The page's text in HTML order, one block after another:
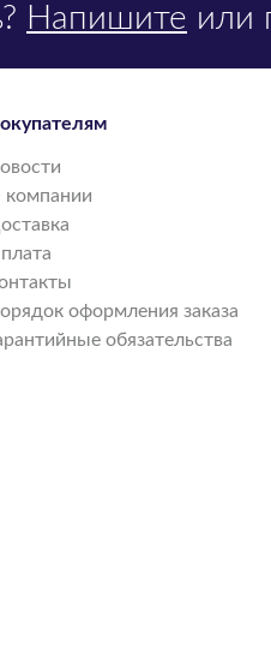
Напишите или
оформления заказа
обязательства